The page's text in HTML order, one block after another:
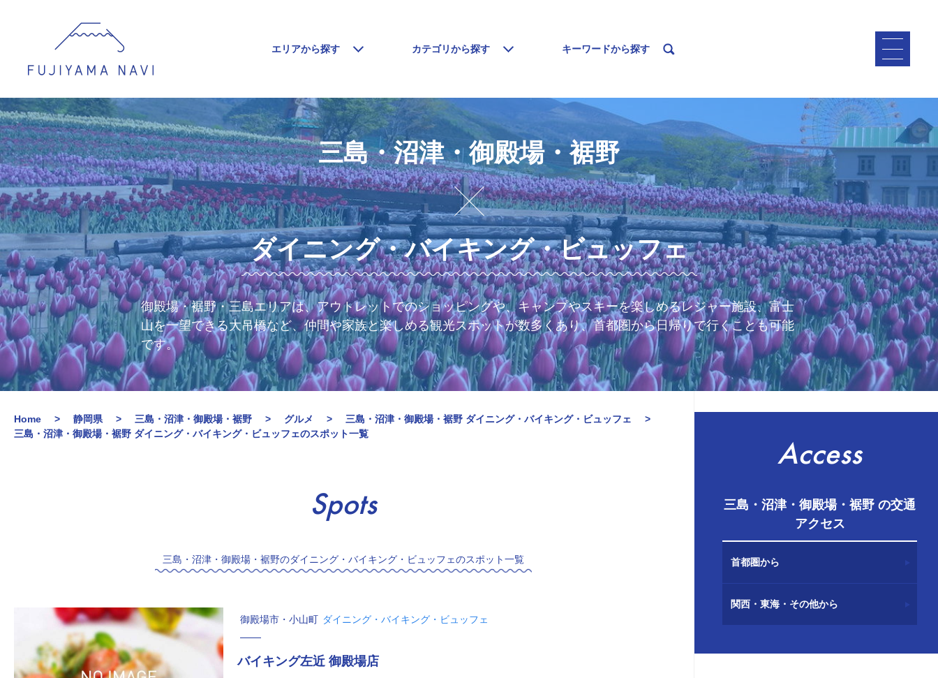
エリアから探す カテゴリから探す キーワードから探す
三島・沼津・御殿場・裾野
ダイニング・バイキング・ビュッフェ
御殿場・裾野・三島エリアは、アウトレットでのショッピングや、キャンプやスキーを楽しめるレジャー施設、富士
山を一望できる大吊橋など、仲間や家族と楽しめる観光スポットが数多くあり、首都圏から日帰りで行くことも可能
です。
Home 静岡県 三島・沼津・御殿場・裾野 グルメ
三島・沼津・御殿場・裾野 ダイニング・バイキング・ビュッフェ
三島・沼津・御殿場・裾野 ダイニング・バイキング・ビュッフェのスポット一覧
Spots
三島・沼津・御殿場・裾野のダイニング・バイキング・ビュッフェのスポット一覧
御殿場市・小山町 ダイニング・バイキング・ビュッフェ
バイキング左近 御殿場店
Access
三島・沼津・御殿場・裾野 の交通
アクセス
首都圏から
関西・東海・その他から